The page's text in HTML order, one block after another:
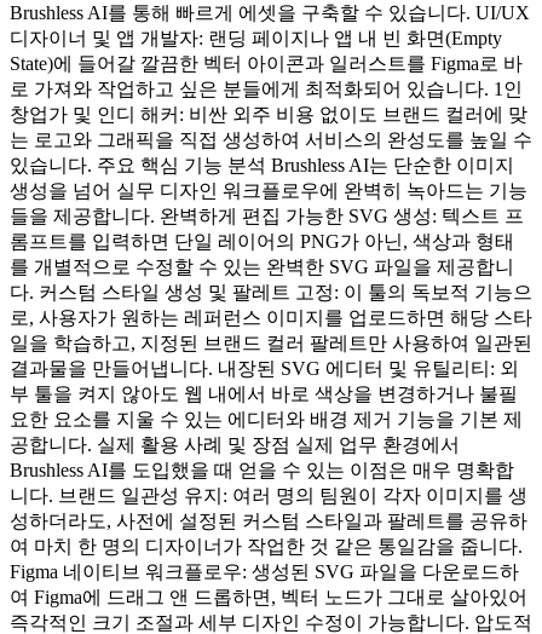
Brushless AI를 통해 빠르게 에셋을 구축할 수 있습니다. UI/UX
디자이너 및 앱 개발자: 랜딩 페이지나 앱 내 빈 화면(Empty
State)에 들어갈 깔끔한 벡터 아이콘과 일러스트를 Figma로 바
로 가져와 작업하고 싶은 분들에게 최적화되어 있습니다. 1인
창업가 및 인디 해커: 비싼 외주 비용 없이도 브랜드 컬러에 맞
는 로고와 그래픽을 직접 생성하여 서비스의 완성도를 높일 수
있습니다. 주요 핵심 기능 분석 Brushless AI는 단순한 이미지
생성을 넘어 실무 디자인 워크플로우에 완벽히 녹아드는 기능
들을 제공합니다. 완벽하게 편집 가능한 SVG 생성: 텍스트 프
롬프트를 입력하면 단일 레이어의 PNG가 아닌, 색상과 형태
를 개별적으로 수정할 수 있는 완벽한 SVG 파일을 제공합니
다. 커스텀 스타일 생성 및 팔레트 고정: 이 툴의 독보적 기능으
로, 사용자가 원하는 레퍼런스 이미지를 업로드하면 해당 스타
일을 학습하고, 지정된 브랜드 컬러 팔레트만 사용하여 일관된
결과물을 만들어냅니다. 내장된 SVG 에디터 및 유틸리티: 외
부 툴을 켜지 않아도 웹 내에서 바로 색상을 변경하거나 불필
요한 요소를 지울 수 있는 에디터와 배경 제거 기능을 기본 제
공합니다. 실제 활용 사례 및 장점 실제 업무 환경에서
Brushless AI를 도입했을 때 얻을 수 있는 이점은 매우 명확합
니다. 브랜드 일관성 유지: 여러 명의 팀원이 각자 이미지를 생
성하더라도, 사전에 설정된 커스텀 스타일과 팔레트를 공유하
여 마치 한 명의 디자이너가 작업한 것 같은 통일감을 줍니다.
Figma 네이티브 워크플로우: 생성된 SVG 파일을 다운로드하
여 Figma에 드래그 앤 드롭하면, 벡터 노드가 그대로 살아있어
즉각적인 크기 조절과 세부 디자인 수정이 가능합니다. 압도적